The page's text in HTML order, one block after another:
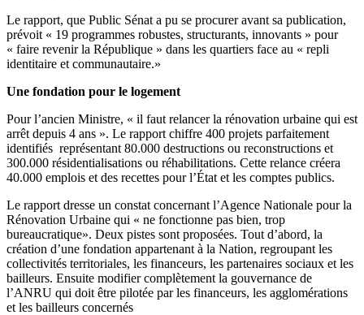
Le rapport, que Public Sénat a pu se procurer avant sa publication,
prévoit « 19 programmes robustes, structurants, innovants » pour
« faire revenir la République » dans les quartiers face au « repli
identitaire et communautaire.»
Une fondation pour le logement
Pour l’ancien Ministre, « il faut relancer la rénovation urbaine qui est
arrêt depuis 4 ans ». Le rapport chiffre 400 projets parfaitement
identifiés représentant 80.000 destructions ou reconstructions et
300.000 résidentialisations ou réhabilitations. Cette relance créera
40.000 emplois et des recettes pour l’État et les comptes publics.
Le rapport dresse un constat concernant l’Agence Nationale pour la
Rénovation Urbaine qui « ne fonctionne pas bien, trop
bureaucratique». Deux pistes sont proposées. Tout d’abord, la
création d’une fondation appartenant à la Nation, regroupant les
collectivités territoriales, les financeurs, les partenaires sociaux et les
bailleurs. Ensuite modifier complètement la gouvernance de
l’ANRU qui doit être pilotée par les financeurs, les agglomérations
et les bailleurs concernés